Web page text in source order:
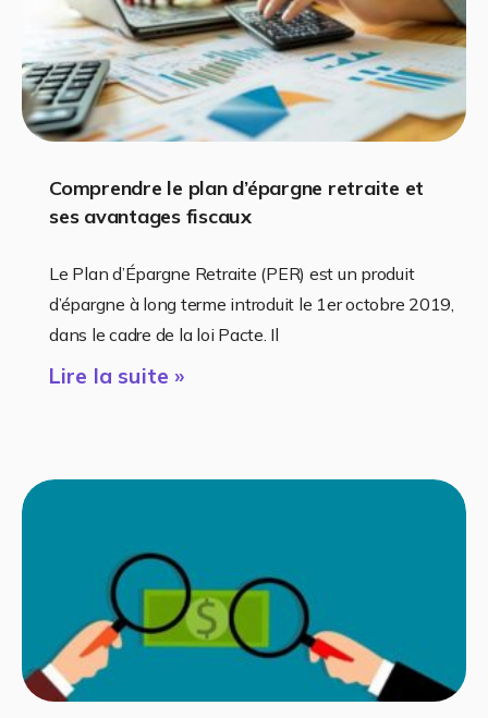
Comprendre le plan d’épargne retraite et
ses avantages fiscaux
Le Plan d’Épargne Retraite (PER) est un produit
d’épargne à long terme introduit le 1er octobre 2019,
dans le cadre de la loi Pacte. Il
Lire la suite »